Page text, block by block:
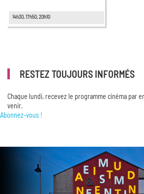
14h30, 17h50, 20h10
RESTEZ TOUJOURS INFORMÉS
Chaque lundi, recevez le programme cinéma par
venir.
Abonnez-vous !